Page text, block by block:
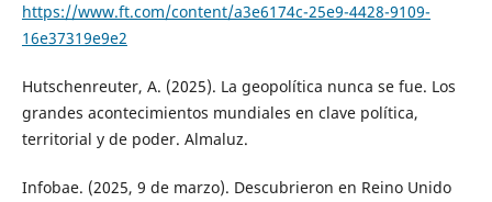
https://www.ft.com/content/a3e6174c-25e9-4428-9109-
16e37319e9e2
Hutschenreuter, A. (2025). La geopolítica nunca se fue. Los
grandes acontecimientos mundiales en clave política,
territorial y de poder. Almaluz.
Infobae. (2025, 9 de marzo). Descubrieron en Reino Unido